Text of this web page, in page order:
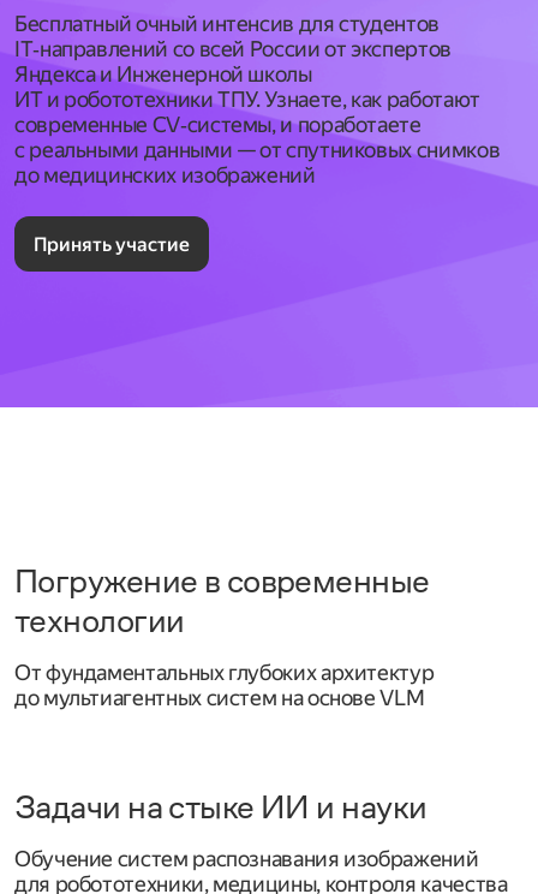
Бесплатный очный интенсив для студентов
IT‑направлений со всей России от экспертов
Яндекса и Инженерной школы
ИТ и робототехники ТПУ. Узнаете, как работают
современные CV‑системы, и поработаете
с реальными данными — от спутниковых снимков
до медицинских изображений
Принять участие
Погружение в современные
технологии
От фундаментальных глубоких архитектур
до мультиагентных систем на основе VLM
Задачи на стыке ИИ и науки
Обучение систем распознавания изображений
для робототехники, медицины, контроля качества